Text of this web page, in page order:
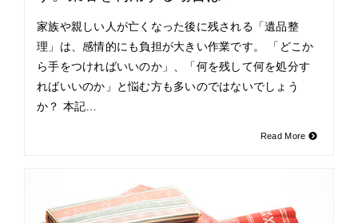
家族や親しい人が亡くなった後に残される「遺品整
理」は、感情的にも負担が大きい作業です。 「どこか
ら手をつければいいのか」、「何を残して何を処分す
ればいいのか」と悩む方も多いのではないでしょう
か？ 本記…
Read More